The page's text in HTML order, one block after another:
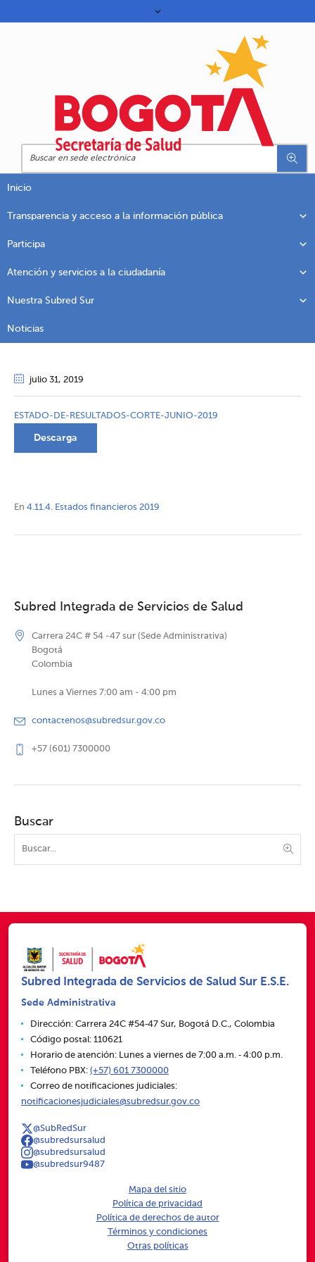
Inicio
Transparencia y acceso a la información pública
Participa
Atención y servicios a la ciudadanía
Nuestra Subred Sur
Noticias
julio 31, 2019
ESTADO-DE-RESULTADOS-CORTE-JUNIO-2019
Descarga
En 4.11.4. Estados financieros 2019
Subred Integrada de Servicios de Salud
Carrera 24C # 54 -47 sur (Sede Administrativa)
Bogotá
Colombia
Lunes a Viernes 7:00 am - 4:00 pm
contactenos@subredsur.gov.co
+57 (601) 7300000
Buscar
Subred Integrada de Servicios de Salud Sur E.S.E.
Sede Administrativa
Dirección: Carrera 24C #54‑47 Sur, Bogotá D.C., Colombia
Código postal: 110621
Horario de atención: Lunes a viernes de 7:00 a.m. ‑ 4:00 p.m.
Teléfono PBX: (+57) 601 7300000
Correo de notificaciones judiciales:
notificacionesjudiciales@subredsur.gov.co
@SubRedSur
@subredsursalud
@subredsursalud
@subredsur9487
Mapa del sitio
Política de privacidad
Política de derechos de autor
Términos y condiciones
Otras políticas